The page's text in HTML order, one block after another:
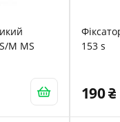
M MS
153 s
190